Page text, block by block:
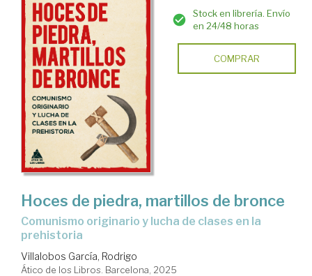
Stock en librería. Envío
en 24/48 horas
COMPRAR
Hoces de piedra, martillos de bronce
Comunismo originario y lucha de clases en la
prehistoria
Villalobos García, Rodrigo
Ático de los Libros. Barcelona, 2025